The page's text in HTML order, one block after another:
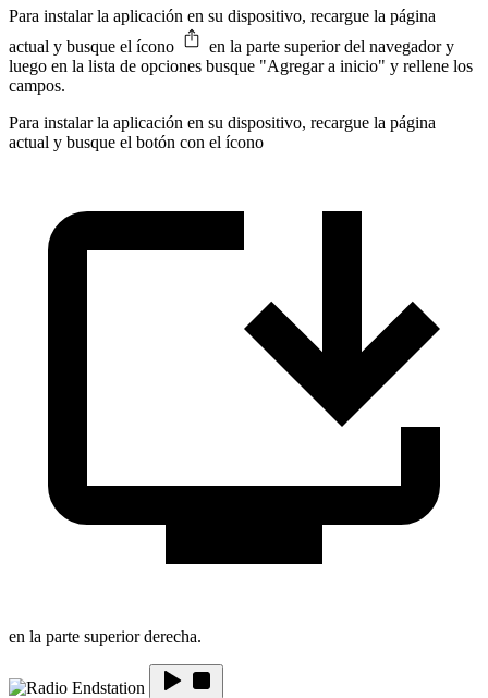
Para instalar la aplicación en su dispositivo, recargue la página
actual y busque el ícono
en la parte superior del navegador y
luego en la lista de opciones busque "Agregar a inicio" y rellene los
campos.
Para instalar la aplicación en su dispositivo, recargue la página
actual y busque el botón con el ícono
en la parte superior derecha.